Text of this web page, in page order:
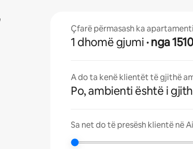
Çfarë përmasash ka
1 dhomë gjumi · nga
A do ta kenë klientët të gjithë
Po, ambienti është i
Sa net do të presësh klientë në